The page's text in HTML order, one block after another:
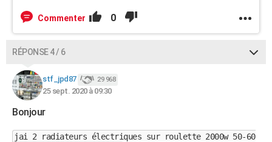
Commenter 0
RÉPONSE 4 / 6
stf_jpd87 29 968
25 sept. 2020 à 09:30
Bonjour
jai 2 radiateurs électriques sur roulette 2000w 50-60